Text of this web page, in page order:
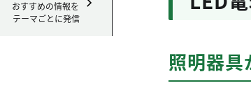
おすすめの情報を
テーマごとに発信
照明器具